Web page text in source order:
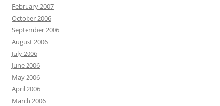
February 2007
October 2006
September 2006
August 2006
July 2006
June 2006
May 2006
April 2006
March 2006